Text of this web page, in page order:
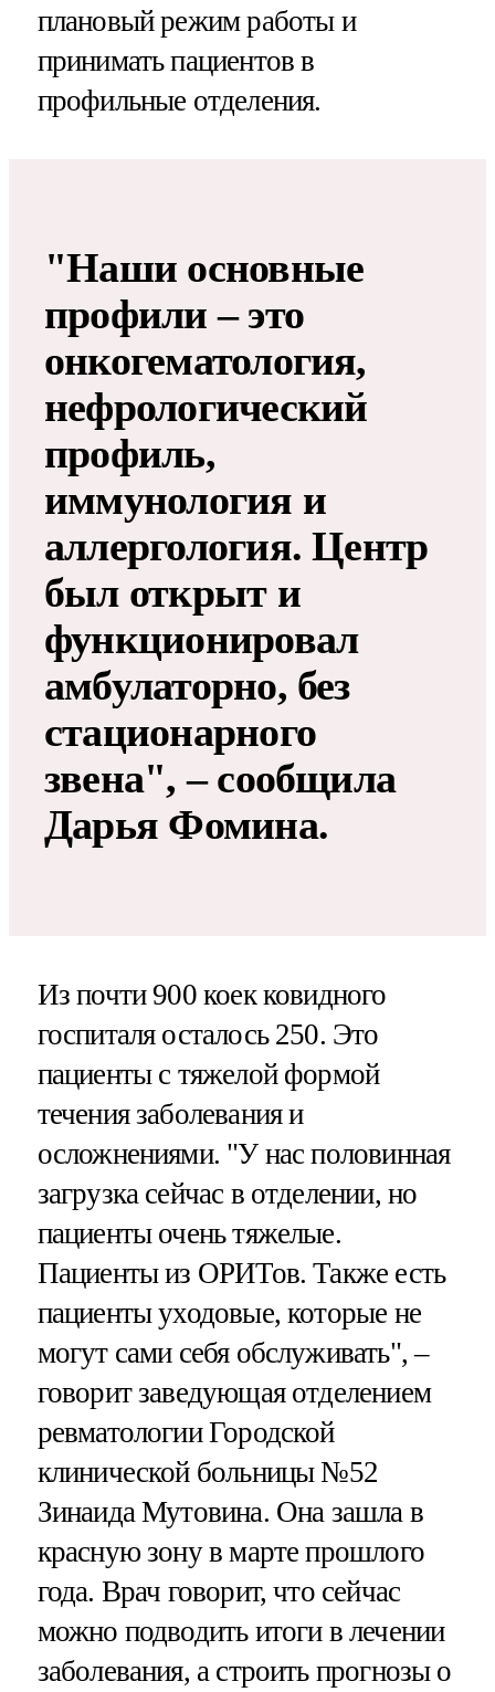
плановый режим работы и
принимать пациентов в
профильные отделения.
"Наши основные
профили – это
онкогематология,
нефрологический
профиль,
иммунология и
аллергология. Центр
был открыт и
функционировал
амбулаторно, без
стационарного
звена", – сообщила
Дарья Фомина.
Из почти 900 коек ковидного
госпиталя осталось 250. Это
пациенты с тяжелой формой
течения заболевания и
осложнениями. "У нас половинная
загрузка сейчас в отделении, но
пациенты очень тяжелые.
Пациенты из ОРИТов. Также есть
пациенты уходовые, которые не
могут сами себя обслуживать", –
говорит заведующая отделением
ревматологии Городской
клинической больницы №52
Зинаида Мутовина. Она зашла в
красную зону в марте прошлого
года. Врач говорит, что сейчас
можно подводить итоги в лечении
заболевания, а строить прогнозы о